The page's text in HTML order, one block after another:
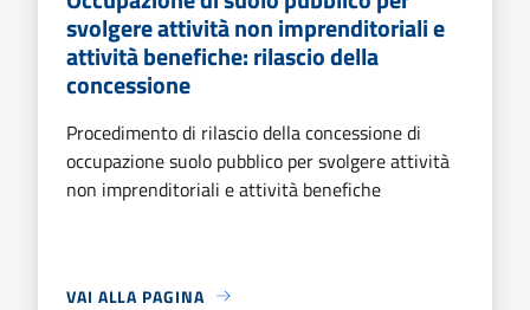
svolgere attività non imprenditoriali e
attività benefiche: rilascio della
concessione
Procedimento di rilascio della concessione di
occupazione suolo pubblico per svolgere attività
non imprenditoriali e attività benefiche
VAI ALLA PAGINA